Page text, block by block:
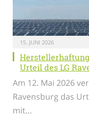
15. JUNI 2026
Urteil des LG
Am 12. Mai 2026
Ravensburg das
mit…